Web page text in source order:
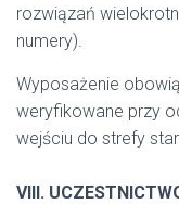
rozwiązań
numery).
Wyposażenie
weryfikowane przy
wejściu do strefy
VIII.